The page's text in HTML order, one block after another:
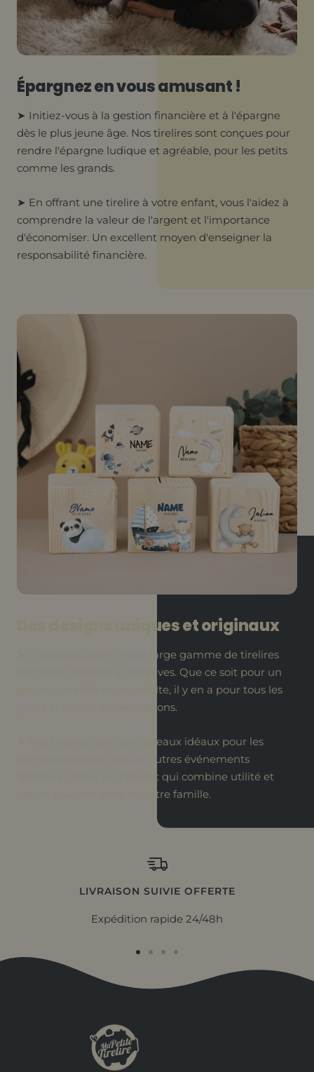
Épargnez en vous amusant !
➤ Initiez-vous à la gestion financière et à l'épargne
dès le plus jeune âge. Nos tirelires sont conçues pour
rendre l'épargne ludique et agréable, pour les petits
comme les grands.
➤ En offrant une tirelire à votre enfant, vous l'aidez à
comprendre la valeur de l'argent et l'importance
d'économiser. Un excellent moyen d'enseigner la
responsabilité financière.
Des designs uniques et originaux
➤ Choisissez parmi notre large gamme de tirelires
originales, designs et créatives. Que ce soit pour un
garçon, une fille ou un adulte, il y en a pour tous les
goûts et toutes les décorations.
➤ Nos tirelires font des cadeaux idéaux pour les
anniversaires, les fêtes et autres événements
spéciaux. Offrez un présent qui combine utilité et
plaisir, pour vos amis ou votre famille.
LIVRAISON SUIVIE OFFERTE
Expédition rapide 24/48h